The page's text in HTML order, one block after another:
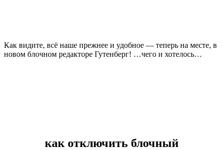
Как видите, всё наше прежнее и удобное — теперь на месте, в
новом блочном редакторе Гутенберг! …чего и хотелось…
как отключить блочный